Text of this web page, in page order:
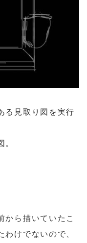
る見取り図を実行
から描いていたこ
けでないので、